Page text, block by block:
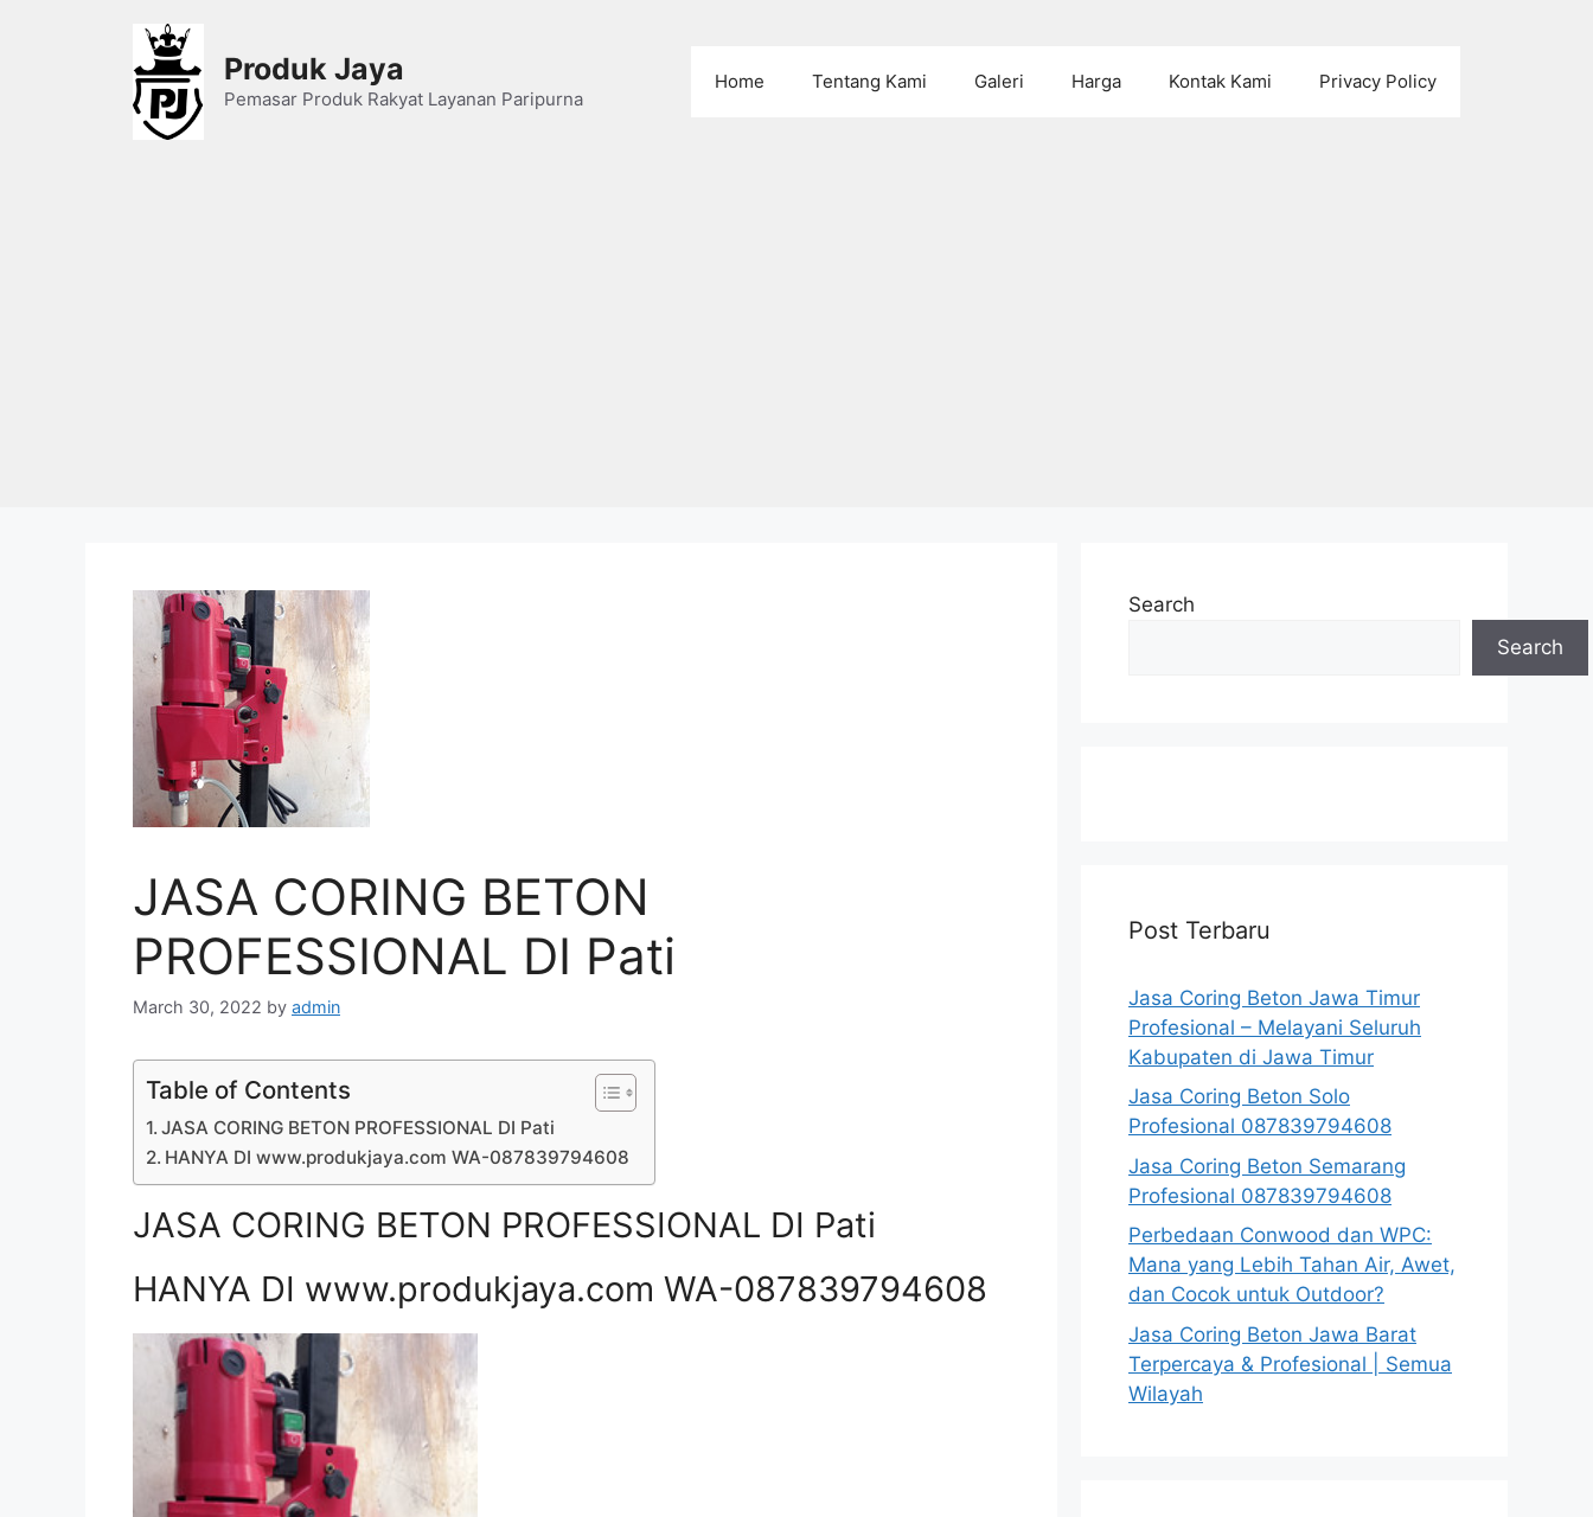
Produk Jaya
Pemasar Produk Rakyat Layanan Paripurna
Home Tentang Kami Galeri Harga Kontak Kami Privacy Policy
JASA CORING BETON
PROFESSIONAL DI Pati
March 30, 2022 by admin
Table of Contents
JASA CORING BETON PROFESSIONAL DI Pati
HANYA DI www.produkjaya.com WA-087839794608
JASA CORING BETON PROFESSIONAL DI Pati
HANYA DI www.produkjaya.com WA-087839794608
Search
Search
Post Terbaru
Jasa Coring Beton Jawa Timur
Profesional – Melayani Seluruh
Kabupaten di Jawa Timur
Jasa Coring Beton Solo
Profesional 087839794608
Jasa Coring Beton Semarang
Profesional 087839794608
Perbedaan Conwood dan WPC:
Mana yang Lebih Tahan Air, Awet,
dan Cocok untuk Outdoor?
Jasa Coring Beton Jawa Barat
Terpercaya & Profesional | Semua
Wilayah